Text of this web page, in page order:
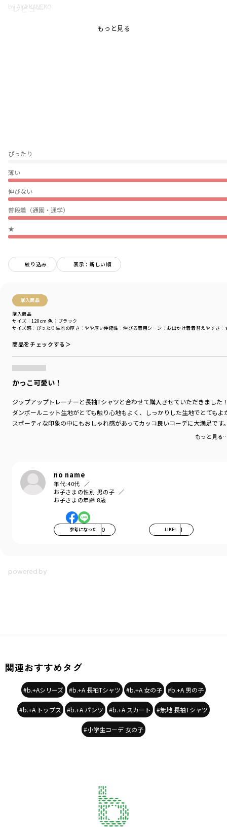
レビュー
ぴったり
薄い
伸びない
普段着（通園・通学）
★
絞り込み 表示：新しい順
購入商品
購入商品
サイズ感 ：ぴったり 生地の厚さ ：やや厚い伸縮性 ：伸びる着用シーン ：お出かけ着着替えやすさ
サイズ：120cm 色：ブラック
商品をチェックする＞
かっこ可愛い！
ジップアップトレーナーと長袖Tシャツと合わせて購入させていただきました
ダンボールニット生地がとても触り心地もよく、しっかりした生地でとてもよ
スポーティな印象の中にもおしゃれ感があってカッコ良いコーデに大満足です
もっと見る
no name
年代:40代
お子さまの性別:男の子
お子さまの年齢:8歳
参考になった 0 LIKE! 1
by AYA KANEKO
こちらの商品は素材の特性上一定の力が長時間加わるとシワになることがあ
お取り扱いにはご注意ください。
≪男女兼用≫---------
透け感：なし
伸縮性：あり
ポケット：あり
スタイリスト 金子綾
『VERY』や『Oggi』といったファッション誌をはじめ、YouTube、ブランド
のコラボレーション&ディレクション、など、活動の幅は多岐にわたる。
Instagramのフォロワー数は20 万人を超える。
・Instagram:@ayaaa0707
(https://www.instagram.com/ayaaa0707)
・YouTube＠aya_kaneko
着用イメージ/カラー：グレー
モデル：身長112.0cm 体重18kg
ブランド ／ b.+A
シーズン
／アウトレット
もっと見る
関連おすすめタグ
#b.+Aシリーズ #b.+A 長袖Tシャツ #b.+A 女の子 #b.+A 男の子
#b.+A トップス #b.+A パンツ #b.+A スカート #無地 長袖Tシャツ
#小学生コーデ 女の子